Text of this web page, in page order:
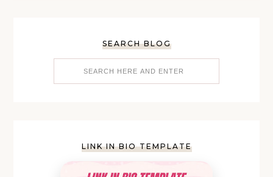
SEARCH BLOG
LINK IN BIO TEMPLATE